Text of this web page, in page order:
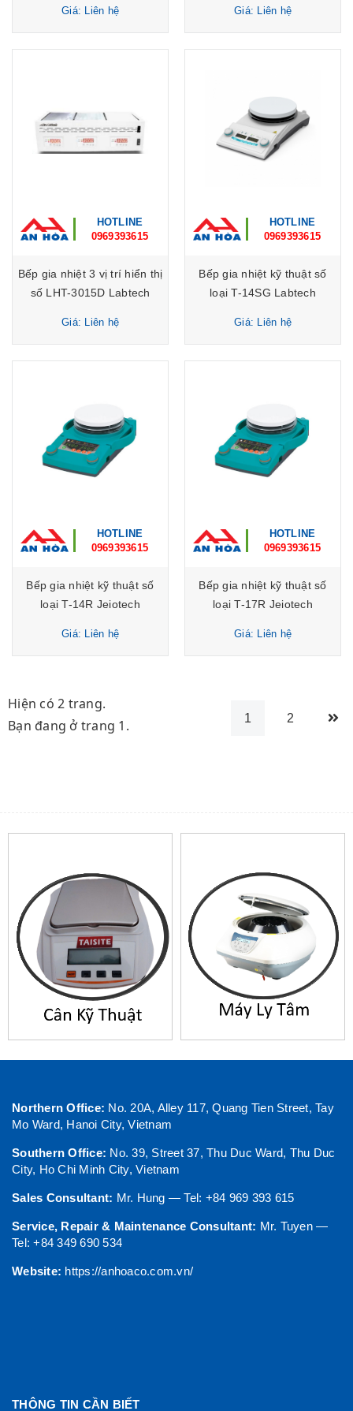
Giá: Liên hệ Giá: Liên hệ
HOTLINE
0969393615
Bếp gia nhiệt 3 vị trí hiển thị
số LHT-3015D Labtech
Giá: Liên hệ
HOTLINE
0969393615
Bếp gia nhiệt kỹ thuật số
loại T-14SG Labtech
Giá: Liên hệ
HOTLINE
0969393615
Bếp gia nhiệt kỹ thuật số
loại T-14R Jeiotech
Giá: Liên hệ
HOTLINE
0969393615
Bếp gia nhiệt kỹ thuật số
loại T-17R Jeiotech
Giá: Liên hệ
Hiện có 2 trang.
Bạn đang ở trang 1.
1 2
Northern Office: No. 20A, Alley 117, Quang Tien Street, Tay
Mo Ward, Hanoi City, Vietnam
Southern Office: No. 39, Street 37, Thu Duc Ward, Thu Duc
City, Ho Chi Minh City, Vietnam
Sales Consultant: Mr. Hung — Tel: +84 969 393 615
Service, Repair & Maintenance Consultant: Mr. Tuyen —
Tel: +84 349 690 534
Website: https://anhoaco.com.vn/
THÔNG TIN CẦN BIẾT